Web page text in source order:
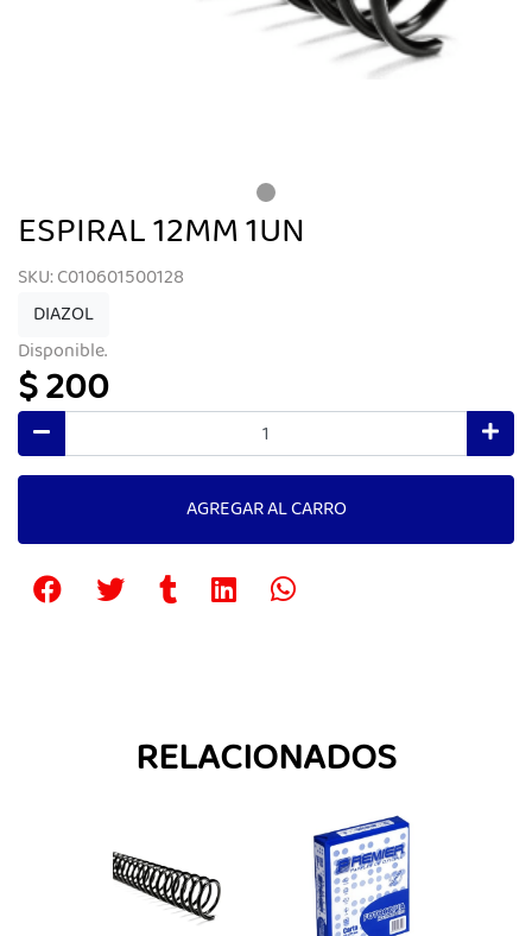
ESPIRAL 12MM 1UN
SKU: C010601500128
DIAZOL
Disponible.
$ 200
AGREGAR AL CARRO
RELACIONADOS